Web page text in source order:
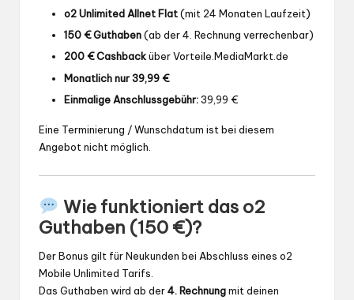
o2 Unlimited Allnet Flat(mit 24 Monaten Laufzeit)
150 € Guthaben(ab der 4. Rechnung verrechenbar)
200 € Cashbacküber Vorteile.MediaMarkt.de
Monatlich nur 39,99 €
Einmalige Anschlussgebühr:39,99 €
Eine Terminierung / Wunschdatum ist bei diesem
Angebot nicht möglich.
Wie funktioniert das o2
Guthaben (150 €)?
Der Bonus gilt für Neukunden bei Abschluss eines o2
Mobile Unlimited Tarifs.
Das Guthaben wird ab der4. Rechnungmit deinen